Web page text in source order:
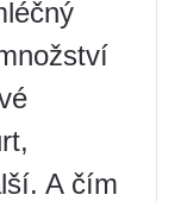
A čím